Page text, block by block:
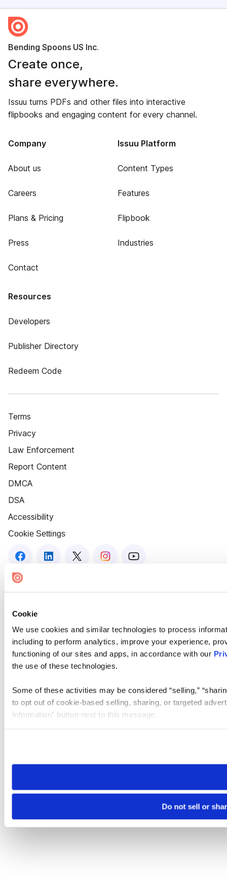
Cookie
We use cookies and similar technologies to process
including to perform analytics, improve your experience,
functioning of our sites and apps, in accordance with our
the use of these technologies.
Some of these activities may be considered “selling,”
to opt out of cookie-based selling, sharing, or targeted
Information” button next to this message.
need to be set again.
Do not sell or
Bending Spoons US Inc.
Create once,
share everywhere.
Issuu turns PDFs and other files into interactive
flipbooks and engaging content for every channel.
Company
About us
Careers
Plans & Pricing
Press
Contact
Issuu Platform
Content Types
Features
Flipbook
Industries
Resources
Developers
Publisher Directory
Redeem Code
Terms
Privacy
Law Enforcement
Report Content
DMCA
DSA
Accessibility
Cookie Settings